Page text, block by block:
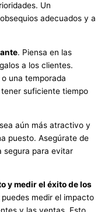
Un
adecuados y a
. Piensa en las
a los clientes.
una temporada
suficiente tiempo
aún más atractivo y
puesto. Asegúrate de
segura para evitar
y medir el éxito de los
medir el impacto